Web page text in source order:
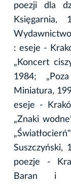
poezji dla
Księgarnia,
: eseje -
„Koncert
1984;
Miniatura,
eseje -
„Znaki
Suszczyński,
poezje -
Baran i